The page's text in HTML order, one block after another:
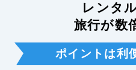
レンタ
旅行が数
ポイントは利